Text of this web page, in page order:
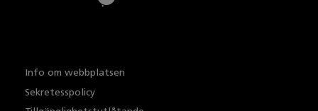
Info om webbplatsen
Sekretesspolicy